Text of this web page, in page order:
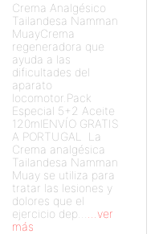
Crema Analgésico
Tailandesa Namman
MuayCrema
regeneradora que
ayuda a las
dificultades del
aparato
locomotor.Pack
Especial 5+2 Aceite
120mlENVÍO GRATIS
A PORTUGAL La
Crema analgésica
Tailandesa Namman
Muay se utiliza para
tratar las lesiones y
dolores que el
ejercicio dep...
...ver
más